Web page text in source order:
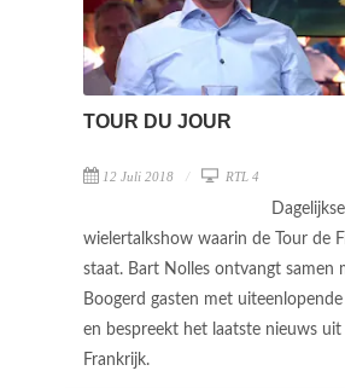
TOUR DU JOUR
12 Juli 2018 RTL 4
Dagelijkse
wielertalkshow waarin de Tour de
staat. Bart Nolles ontvangt samen
Boogerd gasten met
en bespreekt het laatste nieuws uit
Frankrijk.